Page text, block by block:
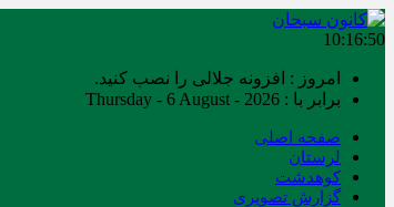
10:16:51
امروز : افزونه جلالی را نصب کنید.
برابر با : Thursday - 6 August - 2026
صفحه اصلی
لرستان
کوهدشت
گزارش تصویری